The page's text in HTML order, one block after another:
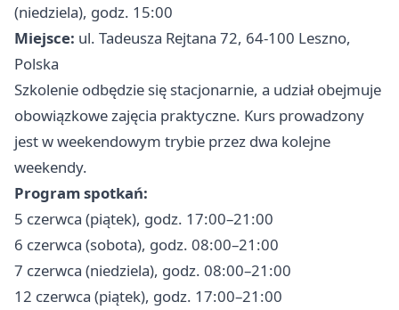
(niedziela), godz. 15:00
Miejsce: ul. Tadeusza Rejtana 72, 64-100 Leszno,
Polska
Szkolenie odbędzie się stacjonarnie, a udział obejmuje
obowiązkowe zajęcia praktyczne. Kurs prowadzony
jest w weekendowym trybie przez dwa kolejne
weekendy.
Program spotkań:
5 czerwca (piątek), godz. 17:00–21:00
6 czerwca (sobota), godz. 08:00–21:00
7 czerwca (niedziela), godz. 08:00–21:00
12 czerwca (piątek), godz. 17:00–21:00